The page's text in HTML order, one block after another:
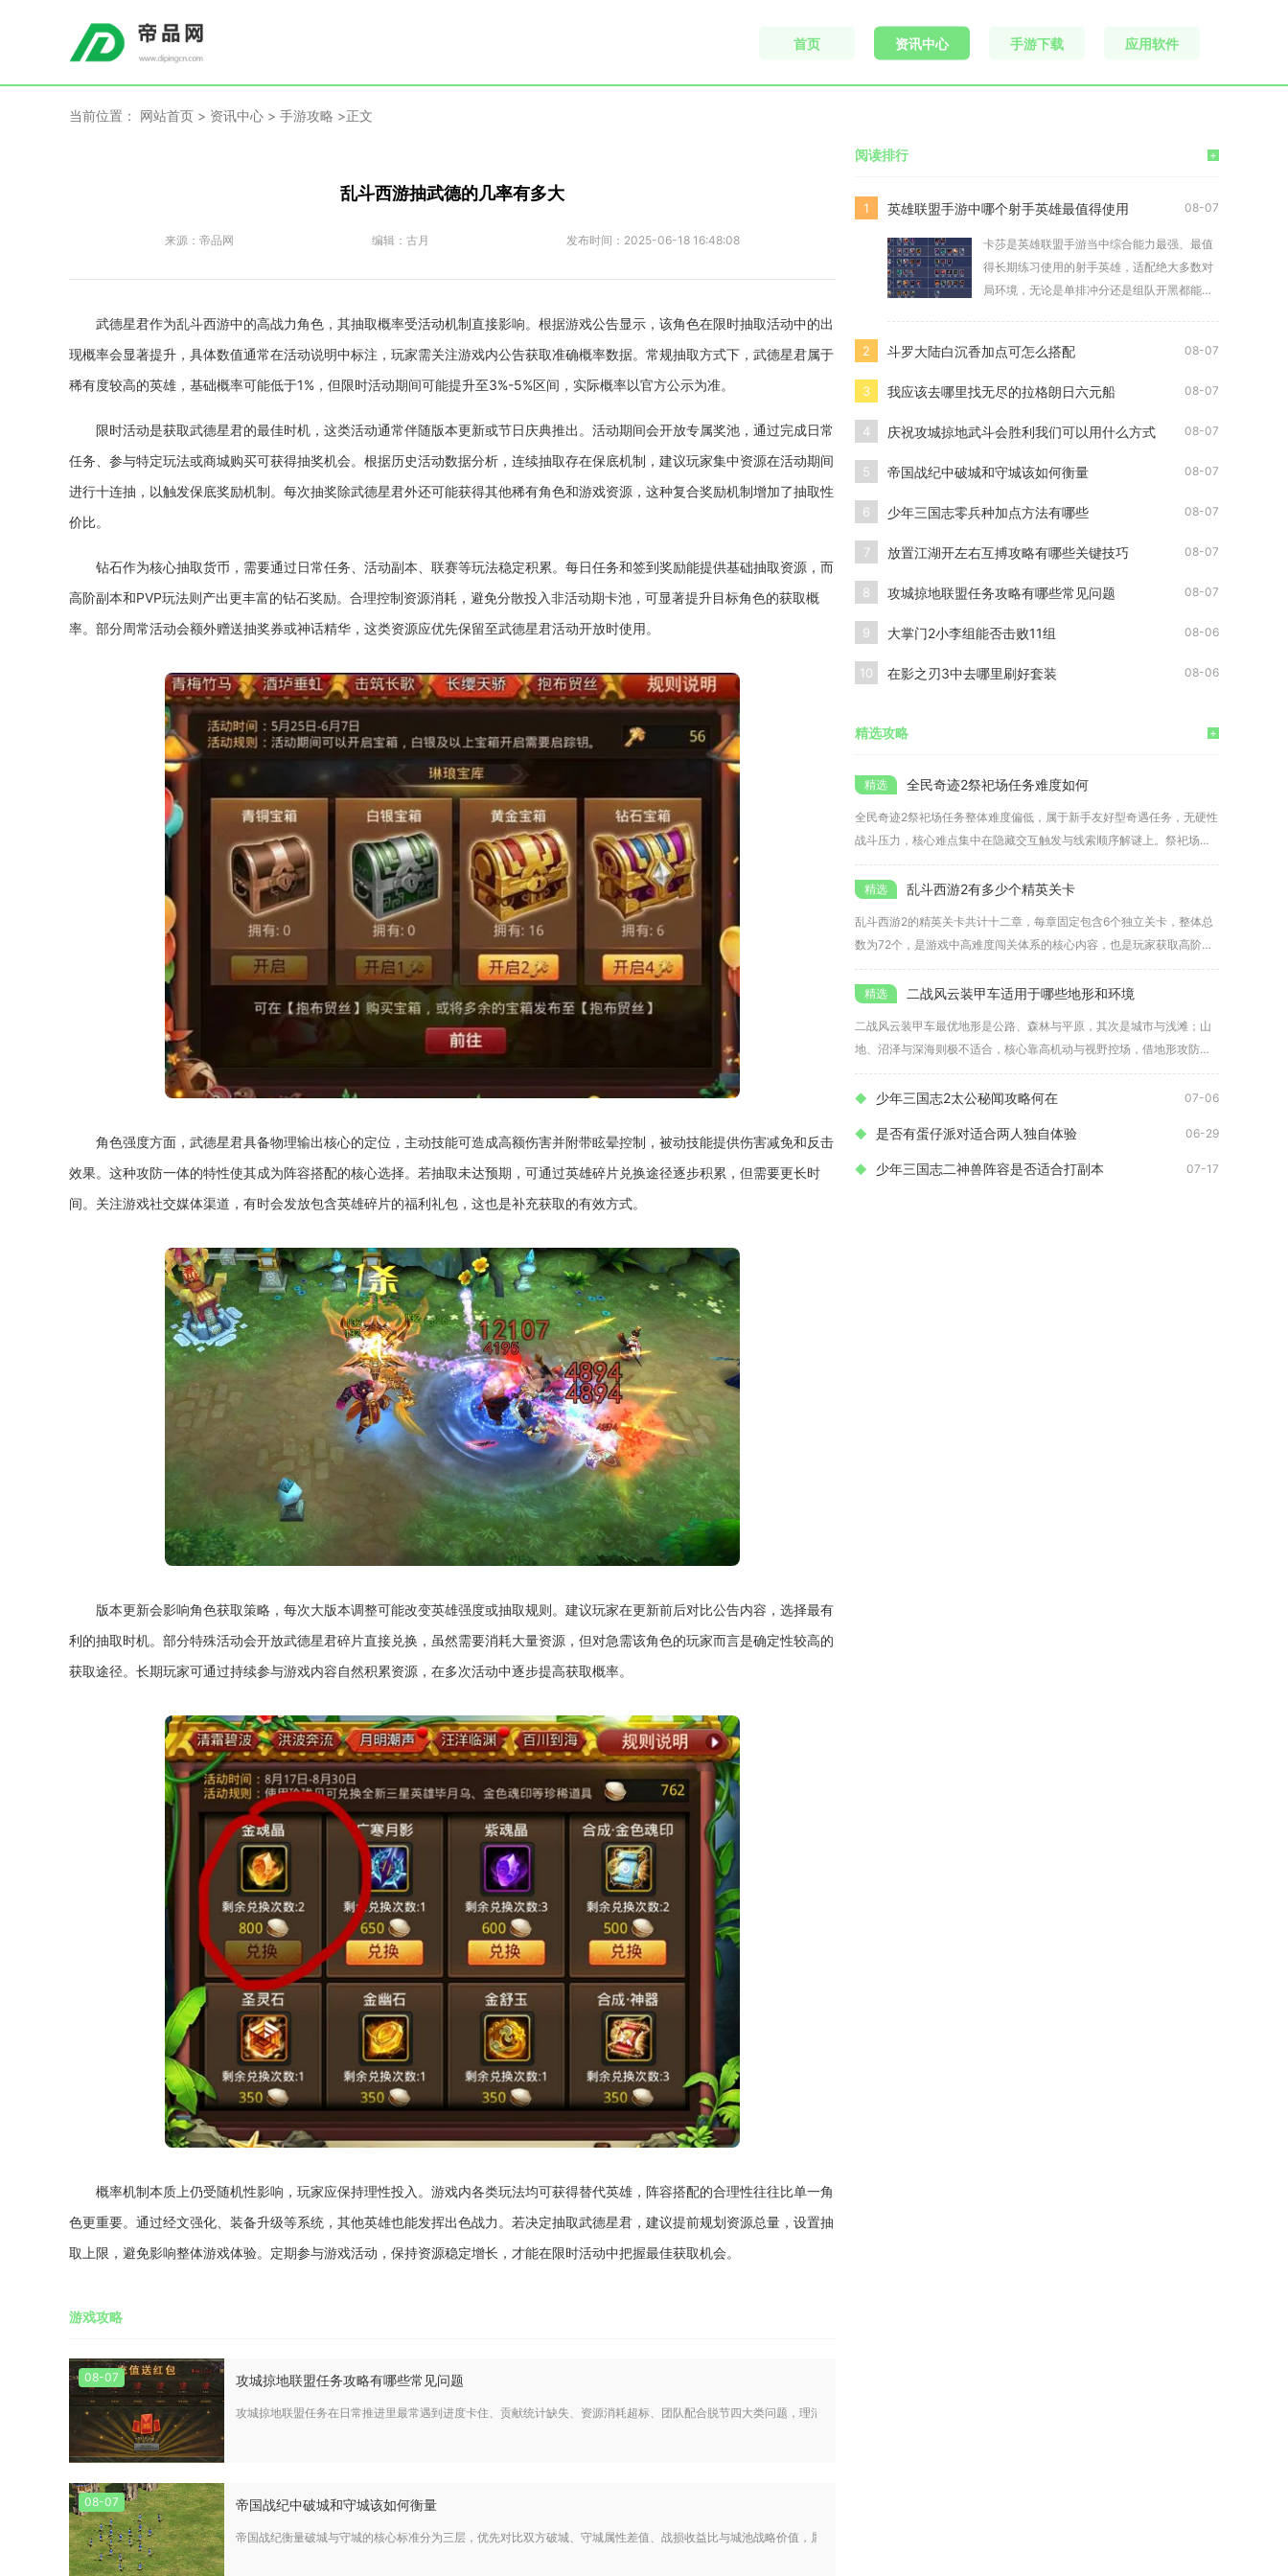
首页 资讯中心 手游下载 应用软件
当前位置： 网站首页 > 资讯中心 > 手游攻略 >正文
乱斗西游抽武德的几率有多大
来源： 帝品网 编辑： 古月 发布时间： 2025-06-18 16:48:08
武德星君作为乱斗西游中的高战力角色，其抽取概率受活动机制直接影响。根据游戏公告显示，该角色在限时抽取活动中的出
现概率会显著提升，具体数值通常在活动说明中标注，玩家需关注游戏内公告获取准确概率数据。常规抽取方式下，武德星君属于
稀有度较高的英雄，基础概率可能低于1%，但限时活动期间可能提升至3%-5%区间，实际概率以官方公示为准。
限时活动是获取武德星君的最佳时机，这类活动通常伴随版本更新或节日庆典推出。活动期间会开放专属奖池，通过完成日常
任务、参与特定玩法或商城购买可获得抽奖机会。根据历史活动数据分析，连续抽取存在保底机制，建议玩家集中资源在活动期间
进行十连抽，以触发保底奖励机制。每次抽奖除武德星君外还可能获得其他稀有角色和游戏资源，这种复合奖励机制增加了抽取性
价比。
钻石作为核心抽取货币，需要通过日常任务、活动副本、联赛等玩法稳定积累。每日任务和签到奖励能提供基础抽取资源，而
高阶副本和PVP玩法则产出更丰富的钻石奖励。合理控制资源消耗，避免分散投入非活动期卡池，可显著提升目标角色的获取概
率。部分周常活动会额外赠送抽奖券或神话精华，这类资源应优先保留至武德星君活动开放时使用。
角色强度方面，武德星君具备物理输出核心的定位，主动技能可造成高额伤害并附带眩晕控制，被动技能提供伤害减免和反击
效果。这种攻防一体的特性使其成为阵容搭配的核心选择。若抽取未达预期，可通过英雄碎片兑换途径逐步积累，但需要更长时
间。关注游戏社交媒体渠道，有时会发放包含英雄碎片的福利礼包，这也是补充获取的有效方式。
版本更新会影响角色获取策略，每次大版本调整可能改变英雄强度或抽取规则。建议玩家在更新前后对比公告内容，选择最有
利的抽取时机。部分特殊活动会开放武德星君碎片直接兑换，虽然需要消耗大量资源，但对急需该角色的玩家而言是确定性较高的
获取途径。长期玩家可通过持续参与游戏内容自然积累资源，在多次活动中逐步提高获取概率。
概率机制本质上仍受随机性影响，玩家应保持理性投入。游戏内各类玩法均可获得替代英雄，阵容搭配的合理性往往比单一角
色更重要。通过经文强化、装备升级等系统，其他英雄也能发挥出色战力。若决定抽取武德星君，建议提前规划资源总量，设置抽
取上限，避免影响整体游戏体验。定期参与游戏活动，保持资源稳定增长，才能在限时活动中把握最佳获取机会。
游戏攻略
08-07 攻城掠地联盟任务攻略有哪些常见问题
攻城掠地联盟任务在日常推进里最常遇到进度卡住、贡献统计缺失、资源消耗超标、团队配合脱节四大类问题，理清各类问题的成因和对应处理方式，就能稳定拿满每日、每周联盟奖励，同时高效积攒联盟
08-07 帝国战纪中破城和守城该如何衡量
帝国战纪衡量破城与守城的核心标准分为三层，优先对比双方破城、守城属性差值、战损收益比与城池战略价值，属性差值决定基础兵力损耗，收益比判断行动是否划算，城池战略定位最终决定主攻或主守
阅读排行 +
1 英雄联盟手游中哪个射手英雄最值得使用 08-07
卡莎是英雄联盟手游当中综合能力最强、最值
得长期练习使用的射手英雄，适配绝大多数对
局环境，无论是单排冲分还是组队开黑都能稳
2 斗罗大陆白沉香加点可怎么搭配 08-07
3 我应该去哪里找无尽的拉格朗日六元船 08-07
4 庆祝攻城掠地武斗会胜利我们可以用什么方式 08-07
5 帝国战纪中破城和守城该如何衡量 08-07
6 少年三国志零兵种加点方法有哪些 08-07
7 放置江湖开左右互搏攻略有哪些关键技巧 08-07
8 攻城掠地联盟任务攻略有哪些常见问题 08-07
9 大掌门2小李组能否击败11组 08-06
10 在影之刃3中去哪里刷好套装 08-06
精选攻略 +
全民奇迹2祭祀场任务难度如何
全民奇迹2祭祀场任务整体难度偏低，属于新手友好型奇遇任务，无硬性
战斗压力，核心难点集中在隐藏交互触发与线索顺序解谜上。祭祀场任
务是
乱斗西游2有多少个精英关卡
乱斗西游2的精英关卡共计十二章，每章固定包含6个独立关卡，整体总
数为72个，是游戏中高难度闯关体系的核心内容，也是玩家获取高阶养
成
二战风云装甲车适用于哪些地形和环境
二战风云装甲车最优地形是公路、森林与平原，其次是城市与浅滩；山
地、沼泽与深海则极不适合，核心靠高机动与视野控场，借地形攻防加
成打出
少年三国志2太公秘闻攻略何在 07-06
是否有蛋仔派对适合两人独自体验 06-29
少年三国志二神兽阵容是否适合打副本 07-17